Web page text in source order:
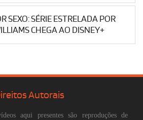
SEXO: SÉRIE ESTRELADA POR
CHEGA AO DISNEY+
Autorais
aqui presentes são reproduções de